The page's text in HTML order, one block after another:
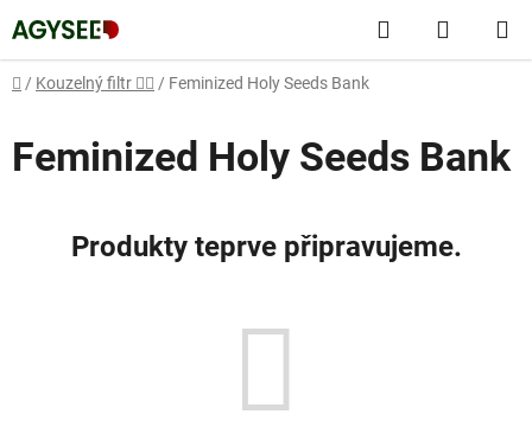
na
obsah
Hledat
KOŠÍK
Domů
/ Kouzelný filtr 🧙‍♂️ / Feminized Holy Seeds Bank
Feminized Holy Seeds Bank
Produkty teprve připravujeme.